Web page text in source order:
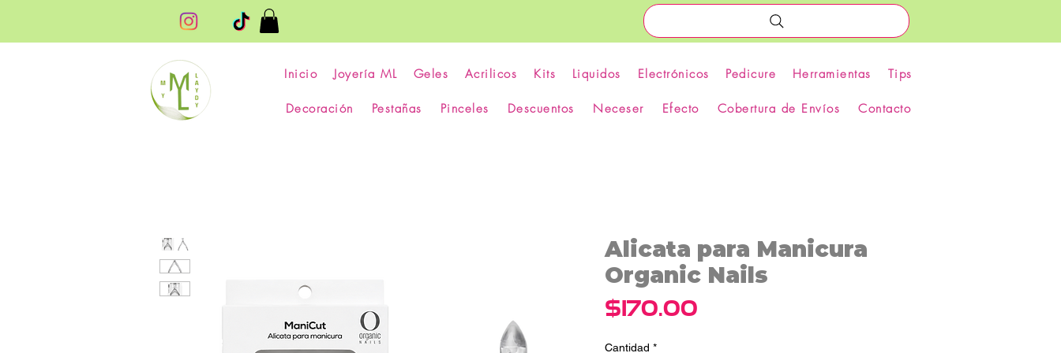
Inicio Joyería ML Geles Acrilicos Kits Liquidos Electrónicos Pedicure Herramientas Tips
Decoración Pestañas Pinceles Descuentos Neceser Efecto Cobertura de Envíos Contacto
Alicata para Manicura
Organic Nails
$170.00
Cantidad *